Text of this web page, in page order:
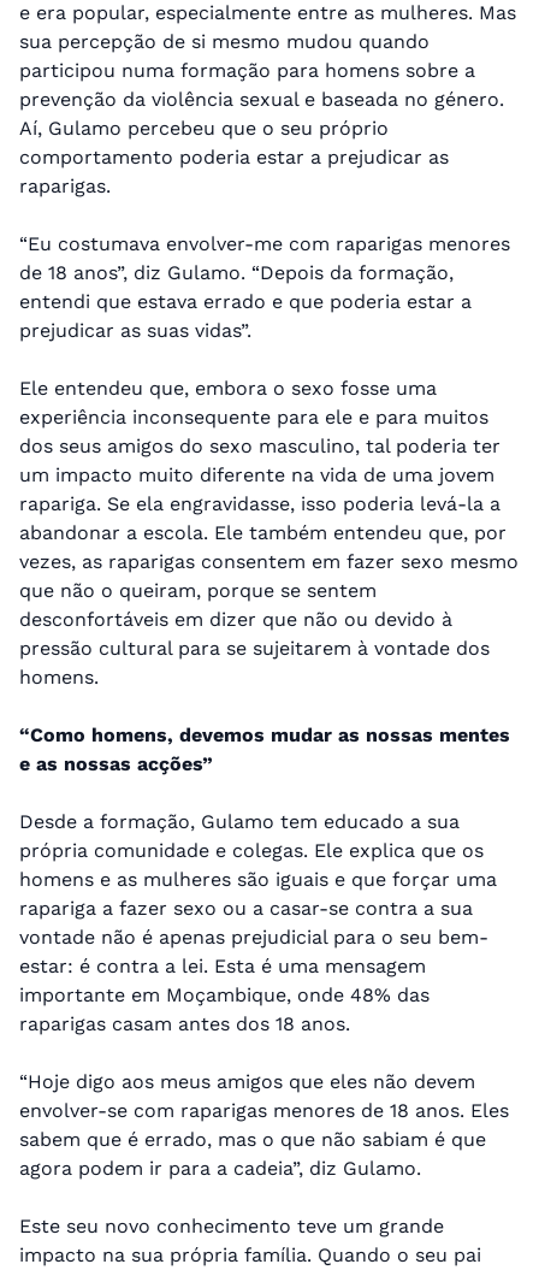
e era popular, especialmente entre as mulheres. Mas
sua percepção de si mesmo mudou quando
participou numa formação para homens sobre a
prevenção da violência sexual e baseada no género.
Aí, Gulamo percebeu que o seu próprio
comportamento poderia estar a prejudicar as
raparigas.
“Eu costumava envolver-me com raparigas menores
de 18 anos”, diz Gulamo. “Depois da formação,
entendi que estava errado e que poderia estar a
prejudicar as suas vidas”.
Ele entendeu que, embora o sexo fosse uma
experiência inconsequente para ele e para muitos
dos seus amigos do sexo masculino, tal poderia ter
um impacto muito diferente na vida de uma jovem
rapariga. Se ela engravidasse, isso poderia levá-la a
abandonar a escola. Ele também entendeu que, por
vezes, as raparigas consentem em fazer sexo mesmo
que não o queiram, porque se sentem
desconfortáveis em dizer que não ou devido à
pressão cultural para se sujeitarem à vontade dos
homens.
“Como homens, devemos mudar as nossas mentes
e as nossas acções”
Desde a formação, Gulamo tem educado a sua
própria comunidade e colegas. Ele explica que os
homens e as mulheres são iguais e que forçar uma
rapariga a fazer sexo ou a casar-se contra a sua
vontade não é apenas prejudicial para o seu bem-
estar: é contra a lei. Esta é uma mensagem
importante em Moçambique, onde 48% das
raparigas casam antes dos 18 anos.
“Hoje digo aos meus amigos que eles não devem
envolver-se com raparigas menores de 18 anos. Eles
sabem que é errado, mas o que não sabiam é que
agora podem ir para a cadeia”, diz Gulamo.
Este seu novo conhecimento teve um grande
impacto na sua própria família. Quando o seu pai